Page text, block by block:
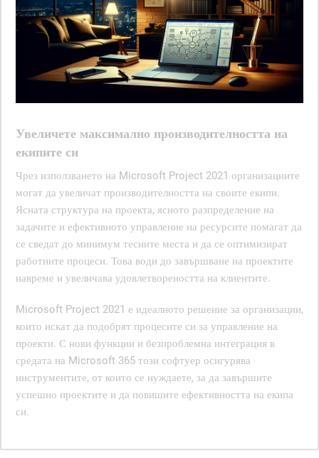
Увеличете максимално производителността на
екипите си
Чрез използването на Microsoft Project 2021 организациите
могат да увеличат производителността на своите екипи.
Ясната структура на проекта, ясното разпределение на
задачите и ефективното управление на ресурсите помагат да
се сведат до минимум тесните места и да се оптимизират
работните процеси. Това води до завършване на проектите
навреме и увеличава удовлетвореността на клиентите.
Microsoft Project 2021 е идеалното решение за организации,
които искат да подобрят процесите си за управление на
проекти. С нови функции и безпроблемна интеграция в
средата на Microsoft 365 този софтуер осигурява
инструментите, от които се нуждаете, за да завършите
успешно проектите и да повишите ефективността на екипа
си.